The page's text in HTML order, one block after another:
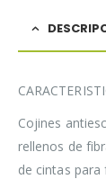
Cojines
rellenos de
de cintas para